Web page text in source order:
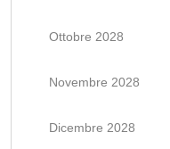
Ottobre 2028
Novembre 2028
Dicembre 2028